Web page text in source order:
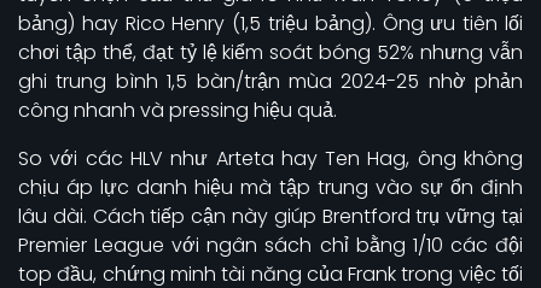
bảng) hay Rico Henry (1,5 triệu bảng). Ông ưu tiên lối
chơi tập thể, đạt tỷ lệ kiểm soát bóng 52% nhưng vẫn
ghi trung bình 1,5 bàn/trận mùa 2024-25 nhờ phản
công nhanh và pressing hiệu quả.
So với các HLV như Arteta hay Ten Hag, ông không
chịu áp lực danh hiệu mà tập trung vào sự ổn định
lâu dài. Cách tiếp cận này giúp Brentford trụ vững tại
Premier League với ngân sách chỉ bằng 1/10 các đội
top đầu, chứng minh tài năng của Frank trong việc tối